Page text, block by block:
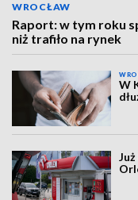
WROCŁAW
Raport: w tym roku
niż trafiło na rynek
W